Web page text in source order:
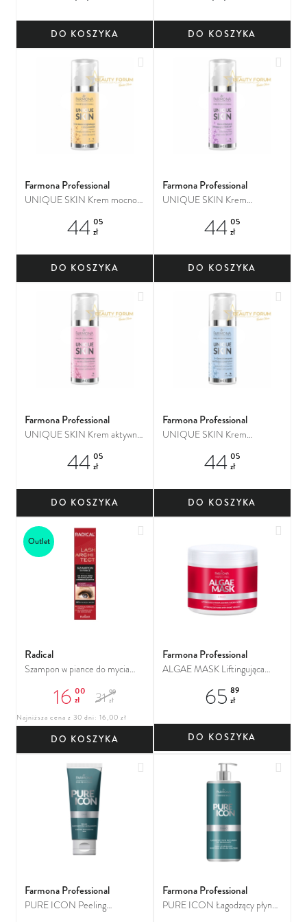
DO KOSZYKA DO KOSZYKA
Farmona Professional
UNIQUE SKIN Krem mocno
44 05
zł
DO KOSZYKA
Dodaj do ulubionych
Farmona Professional
UNIQUE SKIN Krem
44 05
zł
DO KOSZYKA
Farmona Professional
UNIQUE SKIN Krem aktywnie
bioretinolem44 05
zł
DO KOSZYKA
Dodaj do ulubionych
Farmona Professional
UNIQUE SKIN Krem
44 05
zł
DO KOSZYKA
Outlet
Radical
Szampon w piance do mycia
przedłużanych
16 00
zł 31 99
zł
Najniższa cena z 30 dni: 16,00 zł
DO KOSZYKA
Farmona Professional
ALGAE MASK Liftingująca
65 89
zł
DO KOSZYKA
Farmona Professional
PURE ICON Peeling
Dodaj do ulubionych
Farmona Professional
PURE ICON Łagodzący płyn